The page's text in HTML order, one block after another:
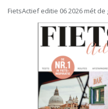
FietsActief editie 06 2026 mét